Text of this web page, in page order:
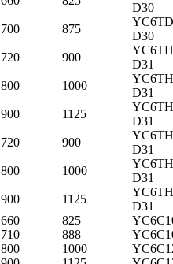
D30
700 875
D30
720 900
D31
800 1000
D31
900 1125
D31
720 900
D31
800 1000
D31
900 1125
D31
660 825
710 888
800 1000